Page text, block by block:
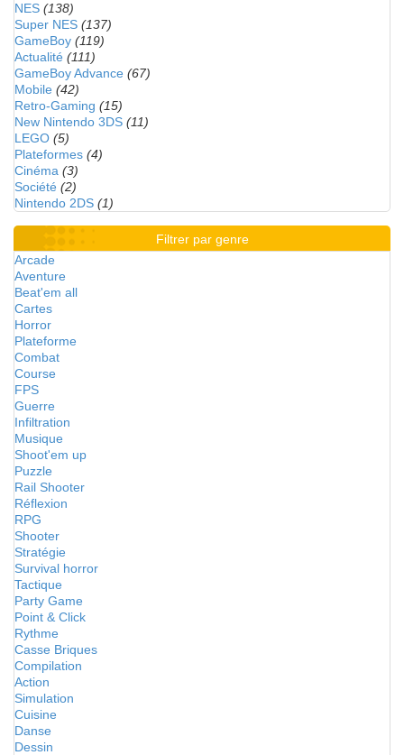
NES (138)
Super NES (137)
GameBoy (119)
Actualité (111)
GameBoy Advance (67)
Mobile (42)
Retro-Gaming (15)
New Nintendo 3DS (11)
LEGO (5)
Plateformes (4)
Cinéma (3)
Société (2)
Nintendo 2DS (1)
Filtrer par genre
Arcade
Aventure
Beat'em all
Cartes
Horror
Plateforme
Combat
Course
FPS
Guerre
Infiltration
Musique
Shoot'em up
Puzzle
Rail Shooter
Réflexion
RPG
Shooter
Stratégie
Survival horror
Tactique
Party Game
Point & Click
Rythme
Casse Briques
Compilation
Action
Simulation
Cuisine
Danse
Dessin